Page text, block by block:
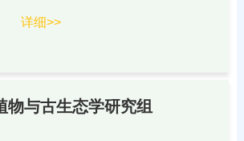
详细>>
物与古生态学研究组